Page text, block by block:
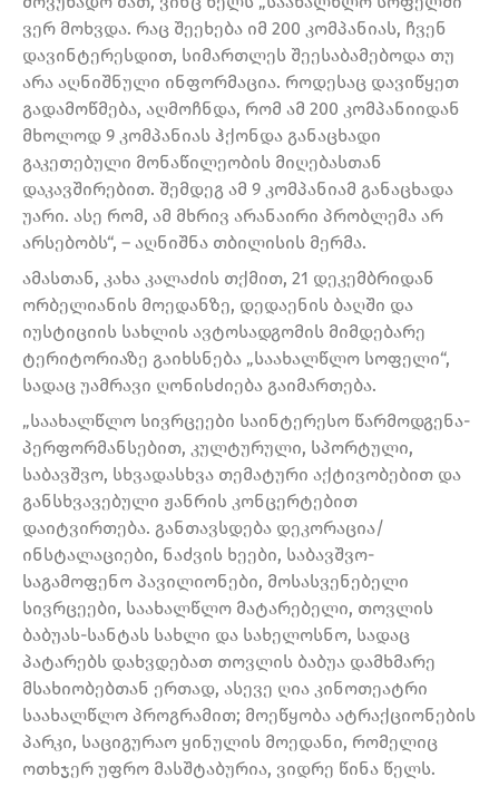
ვერ მოხვდა. რაც შეეხება იმ 200 კომპანიას, ჩვენ
დავინტერესდით, სიმართლეს შეესაბამებოდა თუ
არა აღნიშნული ინფორმაცია. როდესაც დავიწყეთ
გადამოწმება, აღმოჩნდა, რომ ამ 200 კომპანიიდან
მხოლოდ 9 კომპანიას ჰქონდა განაცხადი
გაკეთებული მონაწილეობის მიღებასთან
დაკავშირებით. შემდეგ ამ 9 კომპანიამ განაცხადა
უარი. ასე რომ, ამ მხრივ არანაირი პრობლემა არ
არსებობს“, – აღნიშნა თბილისის მერმა.
ამასთან, კახა კალაძის თქმით, 21 დეკემბრიდან
ორბელიანის მოედანზე, დედაენის ბაღში და
იუსტიციის სახლის ავტოსადგომის მიმდებარე
ტერიტორიაზე გაიხსნება „საახალწლო სოფელი“,
სადაც უამრავი ღონისძიება გაიმართება.
„საახალწლო სივრცეები საინტერესო წარმოდგენა-
პერფორმანსებით, კულტურული, სპორტული,
საბავშვო, სხვადასხვა თემატური აქტივობებით და
განსხვავებული ჟანრის კონცერტებით
დაიტვირთება. განთავსდება დეკორაცია/
ინსტალაციები, ნაძვის ხეები, საბავშვო-
საგამოფენო პავილიონები, მოსასვენებელი
სივრცეები, საახალწლო მატარებელი, თოვლის
ბაბუას-სანტას სახლი და სახელოსნო, სადაც
პატარებს დახვდებათ თოვლის ბაბუა დამხმარე
მსახიობებთან ერთად, ასევე ღია კინოთეატრი
საახალწლო პროგრამით; მოეწყობა ატრაქციონების
პარკი, საციგურაო ყინულის მოედანი, რომელიც
ოთხჯერ უფრო მასშტაბურია, ვიდრე წინა წელს.